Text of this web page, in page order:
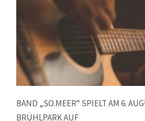
BAND „SO.MEER“ SPIELT AM 6.
BRÜHLPARK AUF